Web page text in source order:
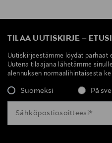
TILAA UUTISKIRJE – ETUSI
Uutiskirjeestämme löydät parhaat
Uutena tilaajana lähetämme
alennuksen normaalihintaisesta
Suomeksi På